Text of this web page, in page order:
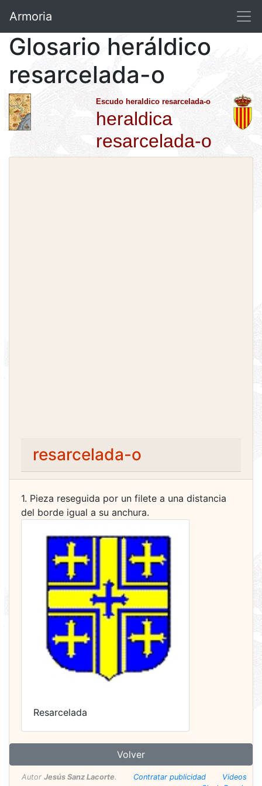
Armoria
Glosario heráldico
resarcelada-o
Escudo heraldico resarcelada-o
heraldica
resarcelada-o
resarcelada-o
1. Pieza reseguida por un filete a una distancia
del borde igual a su anchura.
Resarcelada
Volver
Autor Jesús Sanz Lacorte. Contratar publicidad
Videos